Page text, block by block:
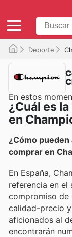
Deporte
En estos
¿Cuál es
en
¿Cómo
comprar en
En España,
referencia en
compromiso de
calidad-precio
aficionados al
encontrarán